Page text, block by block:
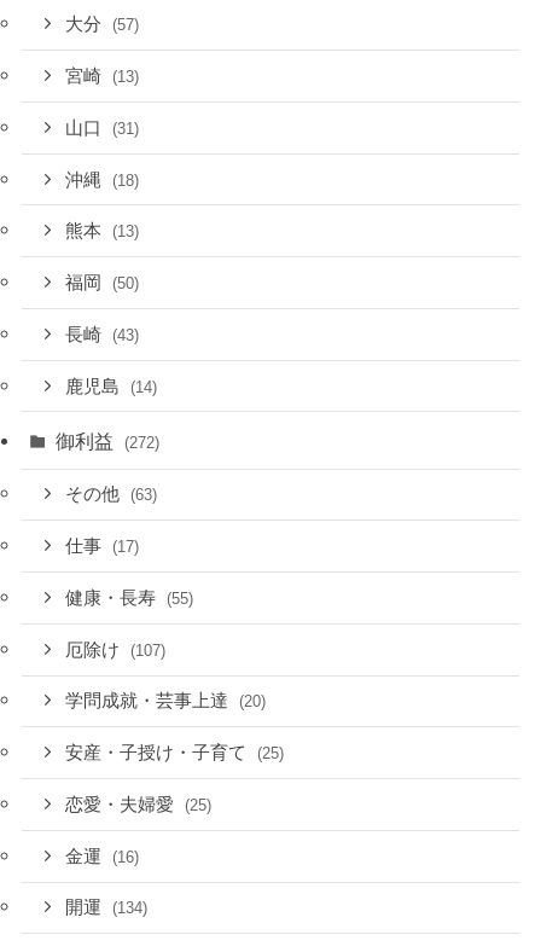
大分 (57)
宮崎 (13)
山口 (31)
沖縄 (18)
熊本 (13)
福岡 (50)
長崎 (43)
鹿児島 (14)
御利益 (272)
その他 (63)
仕事 (17)
健康・長寿 (55)
厄除け (107)
学問成就・芸事上達 (20)
安産・子授け・子育て (25)
恋愛・夫婦愛 (25)
金運 (16)
開運 (134)